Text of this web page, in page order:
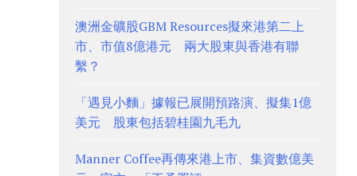
澳洲金礦股GBM Resources擬來港第二上
市、市值8億港元 兩大股東與香港有聯
繫？
「遇見小麵」據報已展開預路演、擬集1億
美元 股東包括碧桂園九毛九
Manner Coffee再傳來港上市、集資數億美